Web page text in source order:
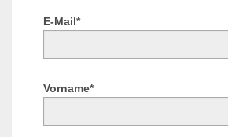
E-Mail*
Vorname*